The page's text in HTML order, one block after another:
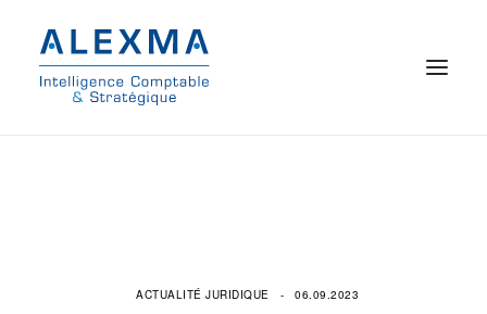
© 2021 Alexma
06.09.2023
ACTUALITÉ JURIDIQUE